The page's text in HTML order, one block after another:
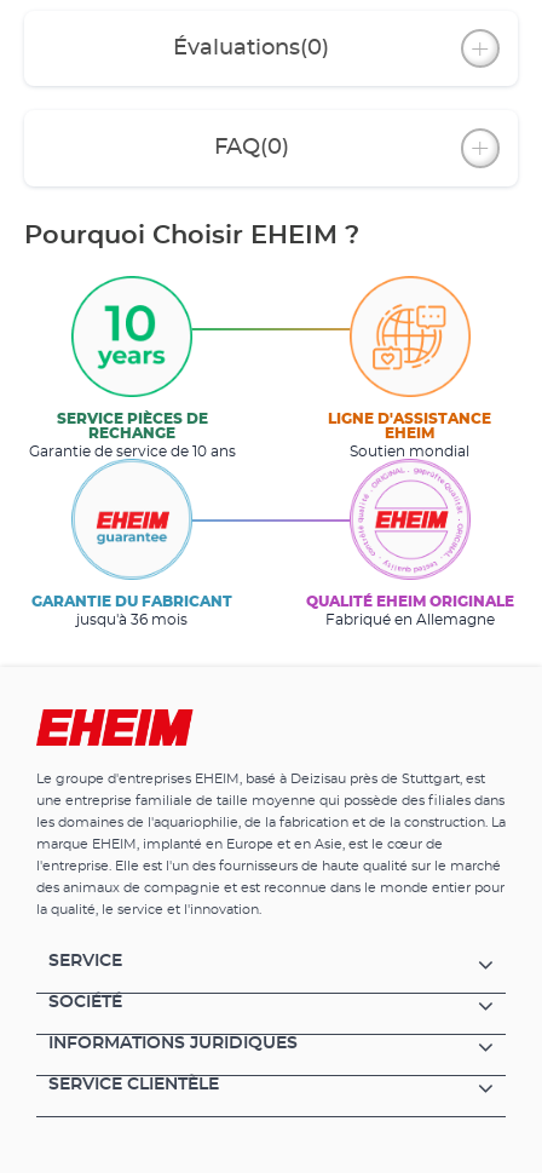
Évaluations(0)
FAQ(0)
Pourquoi Choisir EHEIM ?
SERVICE PIÈCES DE
RECHANGE
Garantie de service de 10 ans
LIGNE D'ASSISTANCE
EHEIM
Soutien mondial
GARANTIE DU FABRICANT
jusqu'à 36 mois
QUALITÉ EHEIM ORIGINALE
Fabriqué en Allemagne
Le groupe d'entreprises EHEIM, basé à Deizisau près de Stuttgart, est
une entreprise familiale de taille moyenne qui possède des filiales dans
les domaines de l'aquariophilie, de la fabrication et de la construction. La
marque EHEIM, implanté en Europe et en Asie, est le cœur de
l'entreprise. Elle est l'un des fournisseurs de haute qualité sur le marché
des animaux de compagnie et est reconnue dans le monde entier pour
la qualité, le service et l'innovation.
SERVICE
SOCIÉTÉ
INFORMATIONS JURIDIQUES
SERVICE CLIENTÈLE